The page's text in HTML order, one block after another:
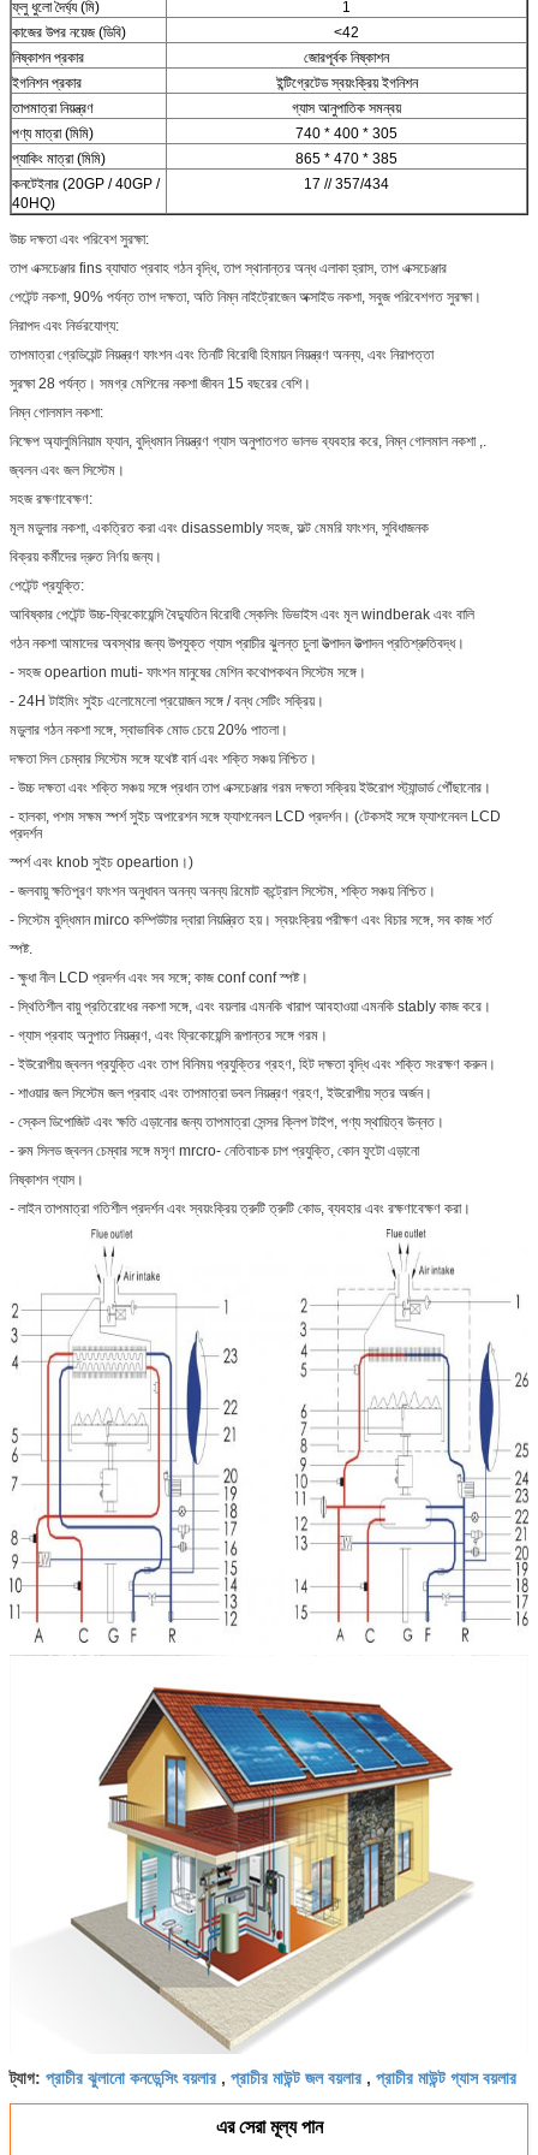
ফ্লু ধুলো দৈর্ঘ্য (মি)
1
কাজের উপর নয়েজ (ডিবি)
<42
নিষ্কাশন প্রকার
জোরপূর্বক নিষ্কাশন
ইগনিশন প্রকার
ইন্টিগ্রেটেড স্বয়ংক্রিয় ইগনিশন
তাপমাত্রা নিয়ন্ত্রণ
গ্যাস আনুপাতিক সমন্বয়
পণ্য মাত্রা (মিমি)
740 * 400 * 305
প্যাকিং মাত্রা (মিমি)
865 * 470 * 385
কনটেইনার (20GP / 40GP /
40HQ)
17 // 357/434
উচ্চ দক্ষতা এবং পরিবেশ সুরক্ষা:
তাপ এক্সচেঞ্জার fins ব্যাঘাত প্রবাহ গঠন বৃদ্ধি, তাপ স্থানান্তর অন্ধ এলাকা হ্রাস, তাপ এক্সচেঞ্জার
পেটেন্ট নকশা, 90% পর্যন্ত তাপ দক্ষতা, অতি নিম্ন নাইট্রোজেন অক্সাইড নকশা, সবুজ পরিবেশগত সুরক্ষা।
নিরাপদ এবং নির্ভরযোগ্য:
তাপমাত্রা গ্রেডিয়েন্ট নিয়ন্ত্রণ ফাংশন এবং তিনটি বিরোধী হিমায়ন নিয়ন্ত্রণ অনন্য, এবং নিরাপত্তা
সুরক্ষা 28 পর্যন্ত। সমগ্র মেশিনের নকশা জীবন 15 বছরের বেশি।
নিম্ন গোলমাল নকশা:
নিক্ষেপ অ্যালুমিনিয়াম ফ্যান, বুদ্ধিমান নিয়ন্ত্রণ গ্যাস অনুপাতগত ভালভ ব্যবহার করে, নিম্ন গোলমাল নকশা ,.
জ্বলন এবং জল সিস্টেম।
সহজ রক্ষণাবেক্ষণ:
মূল মডুলার নকশা, একত্রিত করা এবং disassembly সহজ, ফল্ট মেমরি ফাংশন, সুবিধাজনক
বিক্রয় কর্মীদের দ্রুত নির্ণয় জন্য।
পেটেন্ট প্রযুক্তি:
আবিষ্কার পেটেন্ট উচ্চ-ফ্রিকোয়েন্সি বৈদ্যুতিন বিরোধী স্কেলিং ডিভাইস এবং মূল windberak এবং বালি
গঠন নকশা আমাদের অবস্থার জন্য উপযুক্ত গ্যাস প্রাচীর ঝুলন্ত চুলা উত্পাদন উত্পাদন প্রতিশ্রুতিবদ্ধ।
- সহজ opeartion muti- ফাংশন মানুষের মেশিন কথোপকথন সিস্টেম সঙ্গে।
- 24H টাইমিং সুইচ এলোমেলো প্রয়োজন সঙ্গে / বন্ধ সেটিং সক্রিয়।
মডুলার গঠন নকশা সঙ্গে, স্বাভাবিক মোড চেয়ে 20% পাতলা।
দক্ষতা সিল চেম্বার সিস্টেম সঙ্গে যথেষ্ট বার্ন এবং শক্তি সঞ্চয় নিশ্চিত।
- উচ্চ দক্ষতা এবং শক্তি সঞ্চয় সঙ্গে প্রধান তাপ এক্সচেঞ্জার গরম দক্ষতা সক্রিয় ইউরোপ স্ট্যান্ডার্ড পৌঁছানোর।
- হালকা, পশম সক্ষম স্পর্শ সুইচ অপারেশন সঙ্গে ফ্যাশনেবল LCD প্রদর্শন। (টেকসই সঙ্গে ফ্যাশনেবল LCD
প্রদর্শন
স্পর্শ এবং knob সুইচ opeartion।)
- জলবায়ু ক্ষতিপূরণ ফাংশন অনুধাবন অনন্য অনন্য রিমোট কন্ট্রোল সিস্টেম, শক্তি সঞ্চয় নিশ্চিত।
- সিস্টেম বুদ্ধিমান mirco কম্পিউটার দ্বারা নিয়ন্ত্রিত হয়। স্বয়ংক্রিয় পরীক্ষণ এবং বিচার সঙ্গে, সব কাজ শর্ত
স্পষ্ট.
- ক্ষুধা নীল LCD প্রদর্শন এবং সব সঙ্গে; কাজ conf conf স্পষ্ট।
- স্থিতিশীল বায়ু প্রতিরোধের নকশা সঙ্গে, এবং বয়লার এমনকি খারাপ আবহাওয়া এমনকি stably কাজ করে।
- গ্যাস প্রবাহ অনুপাত নিয়ন্ত্রণ, এবং ফ্রিকোয়েন্সি রূপান্তর সঙ্গে গরম।
- ইউরোপীয় জ্বলন প্রযুক্তি এবং তাপ বিনিময় প্রযুক্তির গ্রহণ, হিট দক্ষতা বৃদ্ধি এবং শক্তি সংরক্ষণ করুন।
- শাওয়ার জল সিস্টেম জল প্রবাহ এবং তাপমাত্রা ডবল নিয়ন্ত্রণ গ্রহণ, ইউরোপীয় স্তর অর্জন।
- স্কেল ডিপোজিট এবং ক্ষতি এড়ানোর জন্য তাপমাত্রা সেন্সর ক্লিপ টাইপ, পণ্য স্থায়িত্ব উন্নত।
- রুম সিলড জ্বলন চেম্বার সঙ্গে মসৃণ mrcro- নেতিবাচক চাপ প্রযুক্তি, কোন ফুটো এড়ানো
নিষ্কাশন গ্যাস।
- লাইন তাপমাত্রা গতিশীল প্রদর্শন এবং স্বয়ংক্রিয় ত্রুটি ত্রুটি কোড, ব্যবহার এবং রক্ষণাবেক্ষণ করা।
ট্যাগ: প্রাচীর ঝুলানো কনডেন্সিং বয়লার , প্রাচীর মাউন্ট জল বয়লার , প্রাচীর মাউন্ট গ্যাস বয়লার
এর সেরা মূল্য পান